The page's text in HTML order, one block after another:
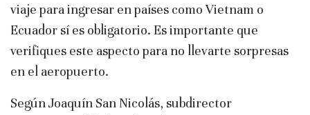
viaje para ingresar en países como Vietnam o
Ecuador sí es obligatorio. Es importante que
verifiques este aspecto para no llevarte sorpresas
en el aeropuerto.
Según Joaquín San Nicolás, subdirector